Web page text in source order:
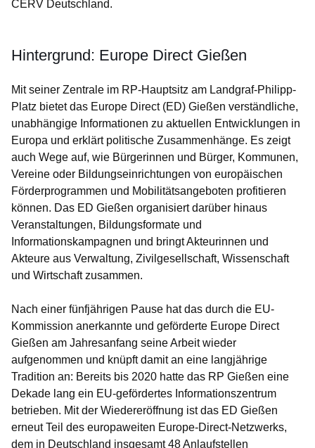
CERV Deutschland.
Hintergrund: Europe Direct Gießen
Mit seiner Zentrale im RP-Hauptsitz am Landgraf-Philipp-
Platz bietet das Europe Direct (ED) Gießen verständliche,
unabhängige Informationen zu aktuellen Entwicklungen in
Europa und erklärt politische Zusammenhänge. Es zeigt
auch Wege auf, wie Bürgerinnen und Bürger, Kommunen,
Vereine oder Bildungseinrichtungen von europäischen
Förderprogrammen und Mobilitätsangeboten profitieren
können. Das ED Gießen organisiert darüber hinaus
Veranstaltungen, Bildungsformate und
Informationskampagnen und bringt Akteurinnen und
Akteure aus Verwaltung, Zivilgesellschaft, Wissenschaft
und Wirtschaft zusammen.
Nach einer fünfjährigen Pause hat das durch die EU-
Kommission anerkannte und geförderte Europe Direct
Gießen am Jahresanfang seine Arbeit wieder
aufgenommen und knüpft damit an eine langjährige
Tradition an: Bereits bis 2020 hatte das RP Gießen eine
Dekade lang ein EU-gefördertes Informationszentrum
betrieben. Mit der Wiedereröffnung ist das ED Gießen
erneut Teil des europaweiten Europe-Direct-Netzwerks,
dem in Deutschland insgesamt 48 Anlaufstellen